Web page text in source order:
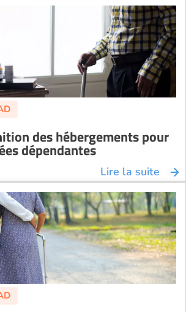
des hébergements pour
dépendantes
Lire la suite